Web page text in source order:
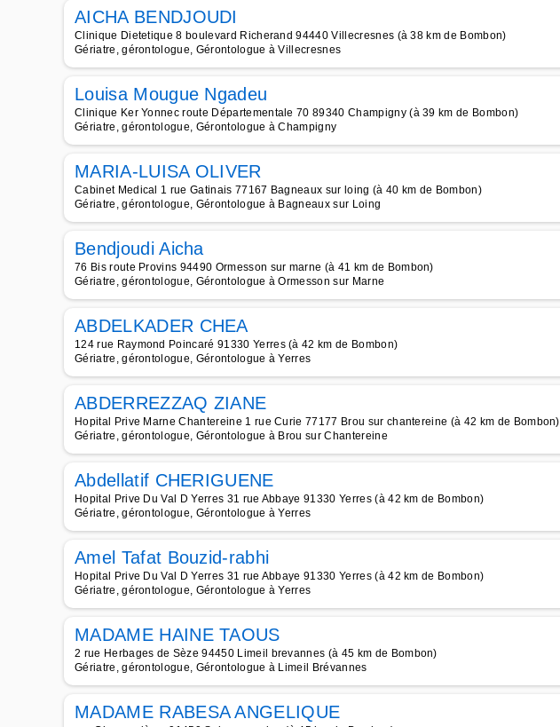
AICHA BENDJOUDI
Clinique Dietetique 8 boulevard Richerand 94440 Villecresnes (à 38 km de Bombon)
Gériatre, gérontologue, Gérontologue à Villecresnes
Louisa Mougue Ngadeu
Clinique Ker Yonnec route Départementale 70 89340 Champigny (à 39 km de Bombon)
Gériatre, gérontologue, Gérontologue à Champigny
MARIA-LUISA OLIVER
Cabinet Medical 1 rue Gatinais 77167 Bagneaux sur loing (à 40 km de Bombon)
Gériatre, gérontologue, Gérontologue à Bagneaux sur Loing
Bendjoudi Aicha
76 Bis route Provins 94490 Ormesson sur marne (à 41 km de Bombon)
Gériatre, gérontologue, Gérontologue à Ormesson sur Marne
ABDELKADER CHEA
124 rue Raymond Poincaré 91330 Yerres (à 42 km de Bombon)
Gériatre, gérontologue, Gérontologue à Yerres
ABDERREZZAQ ZIANE
Hopital Prive Marne Chantereine 1 rue Curie 77177 Brou sur chantereine (à 42 km de Bombon)
Gériatre, gérontologue, Gérontologue à Brou sur Chantereine
Abdellatif CHERIGUENE
Hopital Prive Du Val D Yerres 31 rue Abbaye 91330 Yerres (à 42 km de Bombon)
Gériatre, gérontologue, Gérontologue à Yerres
Amel Tafat Bouzid-rabhi
Hopital Prive Du Val D Yerres 31 rue Abbaye 91330 Yerres (à 42 km de Bombon)
Gériatre, gérontologue, Gérontologue à Yerres
MADAME HAINE TAOUS
2 rue Herbages de Sèze 94450 Limeil brevannes (à 45 km de Bombon)
Gériatre, gérontologue, Gérontologue à Limeil Brévannes
MADAME RABESA ANGELIQUE